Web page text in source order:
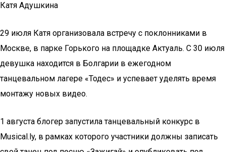
Катя Адушкина
29 июля Катя организовала встречу с поклонниками в
Москве, в парке Горького на площадке Актуаль. С 30 июля
девушка находится в Болгарии в ежегодном
танцевальном лагере «Тодес» и успевает уделять время
монтажу новых видео.
1 августа блогер запустила танцевальный конкурс в
Musical.ly, в рамках которого участники должны записать